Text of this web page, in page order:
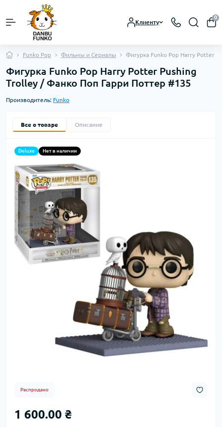
Клиенту
0
Funko Pop Фильмы и Сериалы Фигурка Funko Pop Harry Potter
Фигурка Funko Pop Harry Potter Pushing
Trolley / Фанко Поп Гарри Поттер #135
Производитель: Funko
Все о товаре Описание
Deluxe Нет в наличии
Распродано
1 600.00 ₴